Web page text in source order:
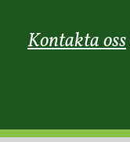
Kontakta oss